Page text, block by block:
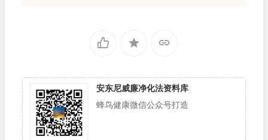
安东尼威廉净化法资料库
蜂鸟健康微信公众号打造